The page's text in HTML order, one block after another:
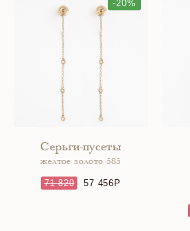
-20%
Серьги-пусеты
желтое золото 585
71 820 57 456